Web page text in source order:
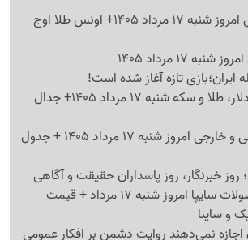
قیمت طلای جهانی امروز شنبه 17 مرداد 1405+ اونس طلا اوج
17 مرداد 1405
ایران؛بازی تازه آغاز شده است!
پیش ‌بینی قیمت دلار، طلا و سکه شنبه 17 مرداد 1405+ جدال
قیمت خودرو داخلی و خارجی امروز شنبه 17 مرداد 1405 + جدول
آخرین قیمت محصولات سایپا امروز شنبه 17 مرداد + قیمت
و ساینا
اجازه نمی‌دهند روایت دشمن بر افکار عمومی